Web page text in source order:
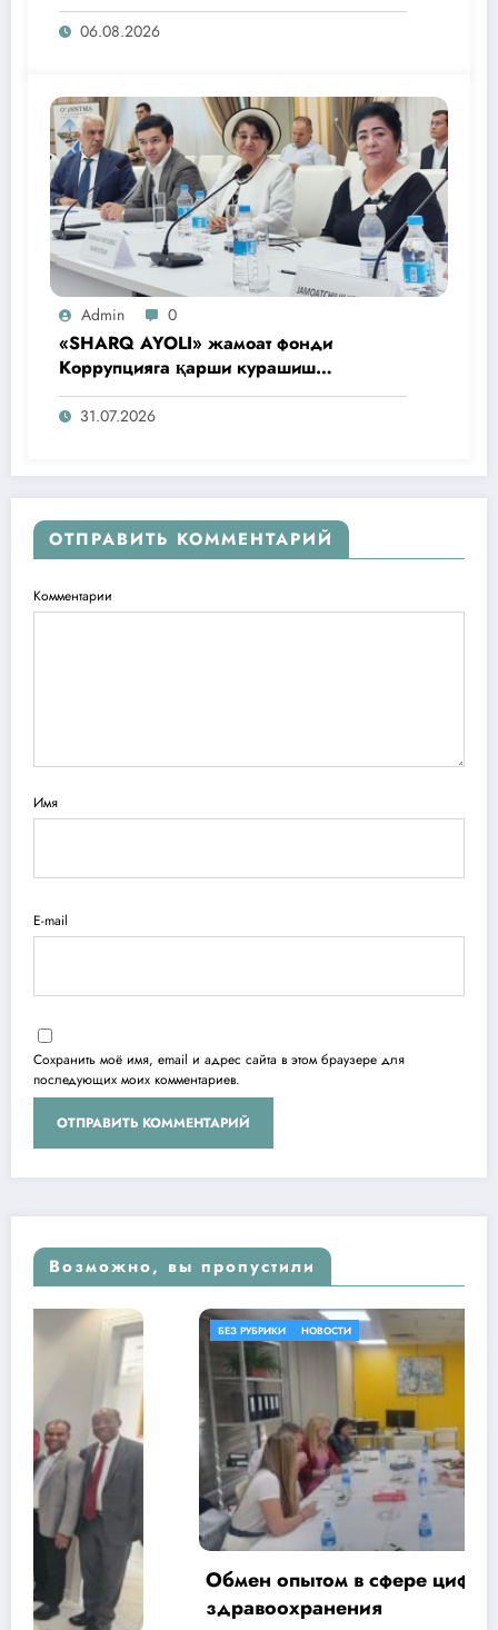
06.08.2026
Admin 0
«SHARQ AYOLI» жамоат фонди
Коррупцияга қарши курашиш
агентлигидаги жамоат эшитувида
ташаббусларини тақдим этди
31.07.2026
ОТПРАВИТЬ КОММЕНТАРИЙ
Комментарии
Имя
E-mail
Сохранить моё имя, email и адрес сайта в этом браузере для
последующих моих комментариев.
Возможно, вы пропустили
БЕЗ РУБРИКИ
Обмен опытом в сфере цифровизации
здравоохранения